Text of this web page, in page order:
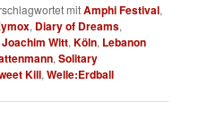
mitAmphi Festival,
, Diary of Dreams,
Joachim Witt,Köln, Lebanon
,Solitary
Kill,Welle:Erdball